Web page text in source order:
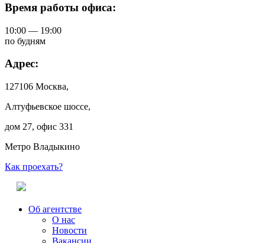
Время работы офиса:
10:00 — 19:00
по будням
Адрес:
127106 Москва,
Алтуфьевское шоссе,
дом 27, офис 331
Метро Владыкино
Как проехать?
Об агентстве
О нас
Новости
Вакансии